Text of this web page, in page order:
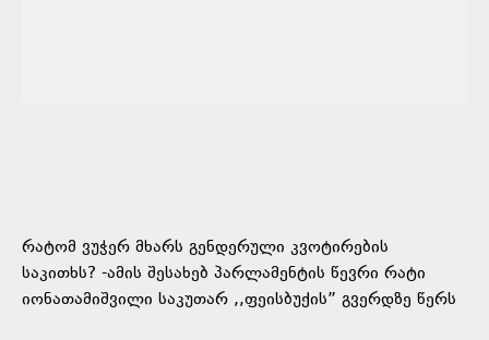
რატომ ვუჭერ მხარს გენდერული კვოტირების
საკითხს? -ამის შესახებ პარლამენტის წევრი რატი
იონათამიშვილი საკუთარ ,,ფეისბუქის” გვერდზე წერს